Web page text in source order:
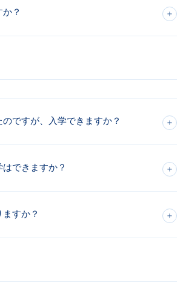
？ ＋
ですが、入学できますか？ ＋
できますか？ ＋
すか？ ＋